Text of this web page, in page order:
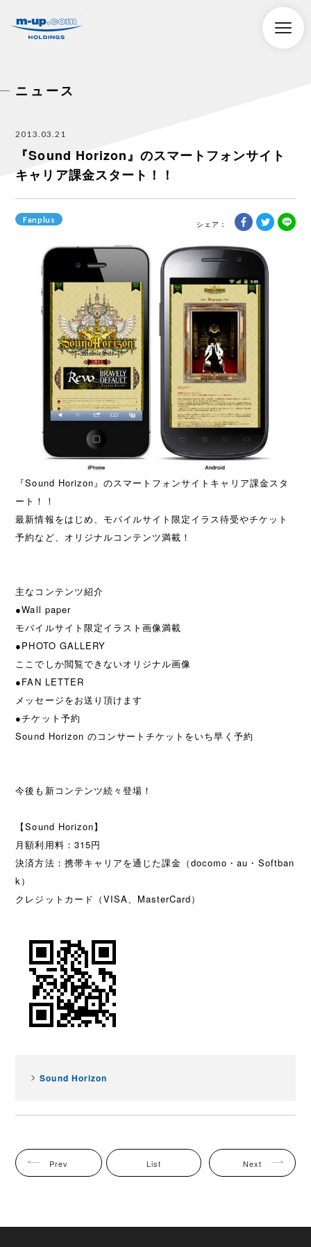
株式会社エムアップホールディングス
toggle
ニュース
2013.03.21
『Sound Horizon』のスマートフォンサイト
キャリア課金スタート！！
Fanplus
『Sound Horizon』のスマートフォンサイトキャリア課金スタ
ート！！
最新情報をはじめ、モバイルサイト限定イラス待受やチケット
予約など、オリジナルコンテンツ満載！
主なコンテンツ紹介
●Wall paper
モバイルサイト限定イラスト画像満載
●PHOTO GALLERY
ここでしか閲覧できないオリジナル画像
●FAN LETTER
メッセージをお送り頂けます
●チケット予約
Sound Horizon のコンサートチケットをいち早く予約
今後も新コンテンツ続々登場！
【Sound Horizon】
月額利用料：315円
決済方法：携帯キャリアを通じた課金（docomo・au・Softban
k）
クレジットカード（VISA、MasterCard）
Sound Horizon
Prev List Next